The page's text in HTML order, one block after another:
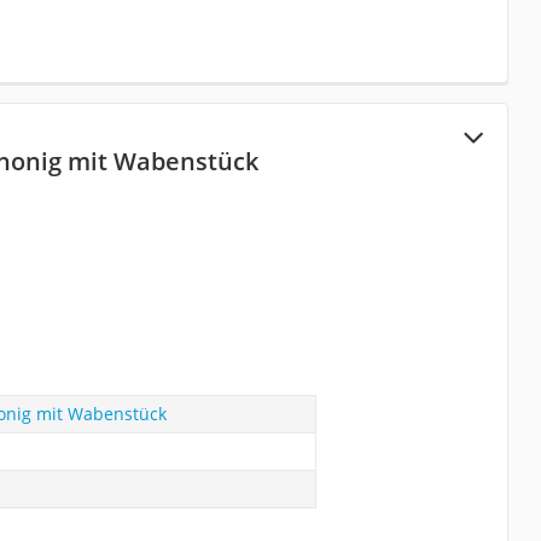
mit Wabenstück
mit Wabenstück